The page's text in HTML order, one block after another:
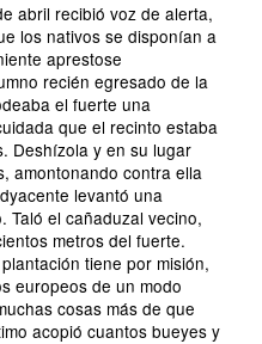
abril recibió voz de alerta,
los nativos se disponían a
aprestose
recién egresado de la
el fuerte una
que el recinto estaba
Deshízola y en su lugar
amontonando contra ella
levantó una
Taló el cañaduzal vecino,
metros del fuerte.
tiene por misión,
europeos de un modo
cosas más de que
acopió cuantos bueyes y